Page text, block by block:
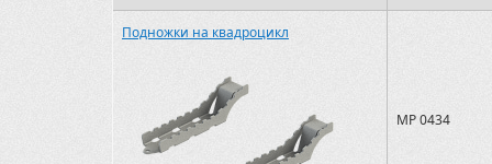
Подножки на квадроцикл
MP 0434